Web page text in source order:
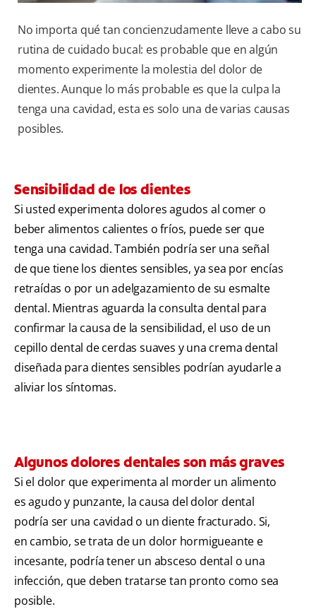
No importa qué tan concienzudamente lleve a cabo su
rutina de cuidado bucal: es probable que en algún
momento experimente la molestia del dolor de
dientes. Aunque lo más probable es que la culpa la
tenga una cavidad, esta es solo una de varias causas
posibles.
Sensibilidad de los dientes
Si usted experimenta dolores agudos al comer o
beber alimentos calientes o fríos, puede ser que
tenga una cavidad. También podría ser una señal
de que tiene los dientes sensibles, ya sea por encías
retraídas o por un adelgazamiento de su esmalte
dental. Mientras aguarda la consulta dental para
confirmar la causa de la sensibilidad, el uso de un
cepillo dental de cerdas suaves y una crema dental
diseñada para dientes sensibles podrían ayudarle a
aliviar los síntomas.
Algunos dolores dentales son más graves
Si el dolor que experimenta al morder un alimento
es agudo y punzante, la causa del dolor dental
podría ser una cavidad o un diente fracturado. Si,
en cambio, se trata de un dolor hormigueante e
incesante, podría tener un absceso dental o una
infección, que deben tratarse tan pronto como sea
posible.